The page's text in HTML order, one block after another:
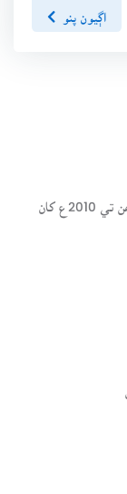
اڳيون پنو
سنڌسلامت ڪتاب گهر ھڪ آن لائين لائبريري آھي، جنھن تي 2010ع کان